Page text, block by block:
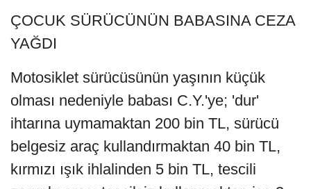
ÇOCUK SÜRÜCÜNÜN BABASINA CEZA
YAĞDI
Motosiklet sürücüsünün yaşının küçük
olması nedeniyle babası C.Y.'ye; 'dur'
ihtarına uymamaktan 200 bin TL, sürücü
belgesiz araç kullandırmaktan 40 bin TL,
kırmızı ışık ihlalinden 5 bin TL, tescili